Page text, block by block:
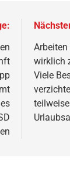
wirklich
Viele